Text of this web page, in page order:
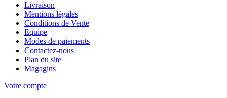
Livraison
Mentions légales
Conditions de Vente
Equipe
Modes de paiements
Contactez-nous
Plan du site
Magagins
Votre compte